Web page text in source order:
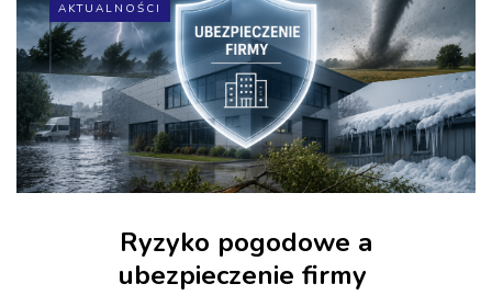
AKTUALNOŚCI
Ryzyko pogodowe a
ubezpieczenie firmy